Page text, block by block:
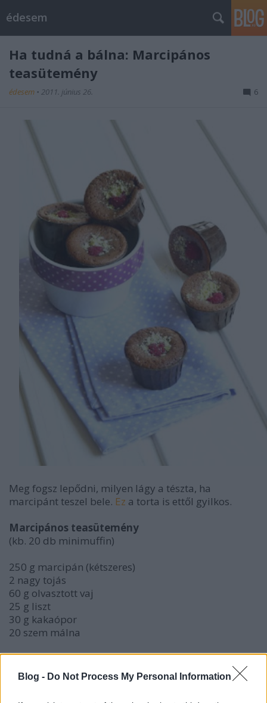
Blog - Do Not Process My Personal Information
édesem
Ha tudná a bálna: Marcipános
teasütemény
édesem • 2011. június 26. 6
Meg fogsz lepődni, milyen lágy a tészta, ha
marcipánt teszel bele. Ez a torta is ettől gyilkos.
Marcipános teasütemény
(kb. 20 db minimuffin)
250 g marcipán (kétszeres)
2 nagy tojás
60 g olvasztott vaj
25 g liszt
30 g kakaópor
20 szem málna
1. Melegítsd langyosra a marcipánt a mikróban. Egy
botmixer segítségével egyneműsítsd a tojásokkal.
2. Tedd keverőgépbe, és verd 10 percig. Öntsd bele a